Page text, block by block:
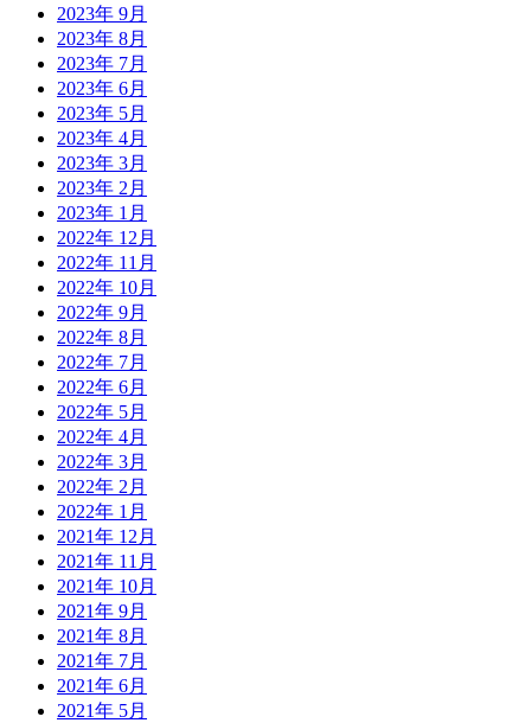
2023年 9月
2023年 8月
2023年 7月
2023年 6月
2023年 5月
2023年 4月
2023年 3月
2023年 2月
2023年 1月
2022年 12月
2022年 11月
2022年 10月
2022年 9月
2022年 8月
2022年 7月
2022年 6月
2022年 5月
2022年 4月
2022年 3月
2022年 2月
2022年 1月
2021年 12月
2021年 11月
2021年 10月
2021年 9月
2021年 8月
2021年 7月
2021年 6月
2021年 5月